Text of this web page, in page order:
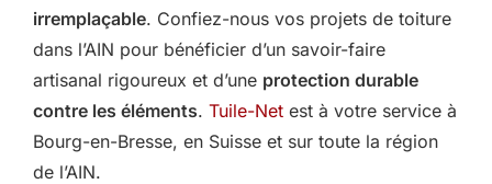
irremplaçable. Confiez-nous vos projets de toiture
dans l’AIN pour bénéficier d’un savoir-faire
artisanal rigoureux et d’une protection durable
contre les éléments. Tuile-Net est à votre service à
Bourg-en-Bresse, en Suisse et sur toute la région
de l’AIN.